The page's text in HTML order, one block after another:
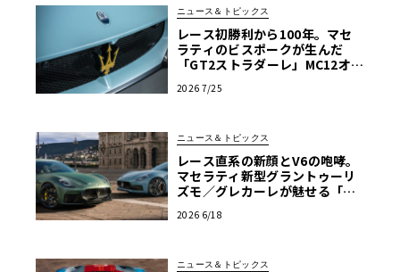
ニュース＆トピックス
レース初勝利から100年。マセ
ラティのビスポークが生んだ
「GT2ストラダーレ」MC12オマ
2026 7/25
ニュース＆トピックス
レース直系の新顔とV6の咆哮。
マセラティ新型グラントゥーリ
ズモ／グレカーレが魅せる「気
2026 6/18
ニュース＆トピックス